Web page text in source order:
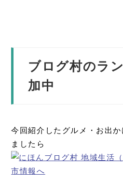
ブログ村のラ
加中
今回紹介したグルメ・お出
ましたら